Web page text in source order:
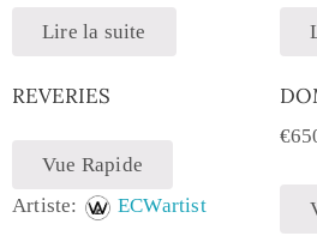
Lire la suite
REVERIES
Vue Rapide
Artiste:
ECWartist
€